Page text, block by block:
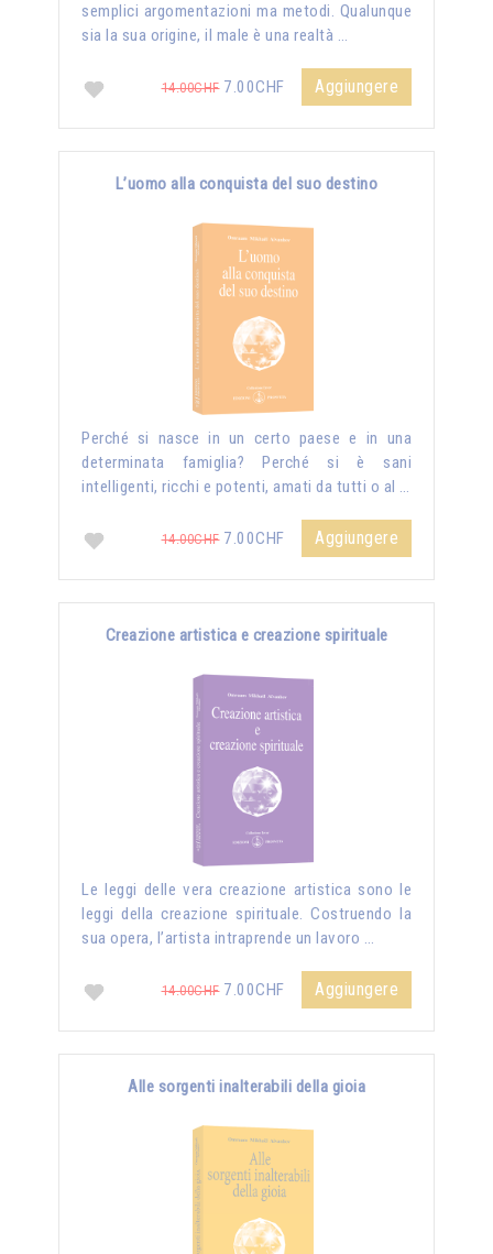
semplici argomentazioni ma metodi. Qualunque
sia la sua origine, il male è una realtà …
14.00CHF7.00CHF Aggiungere
L’uomo alla conquista del suo destino
Perché si nasce in un certo paese e in una
determinata famiglia? Perché si è sani
intelligenti, ricchi e potenti, amati da tutti o al …
14.00CHF7.00CHF Aggiungere
Creazione artistica e creazione spirituale
Le leggi delle vera creazione artistica sono le
leggi della creazione spirituale. Costruendo la
sua opera, l’artista intraprende un lavoro …
14.00CHF7.00CHF Aggiungere
Alle sorgenti inalterabili della gioia